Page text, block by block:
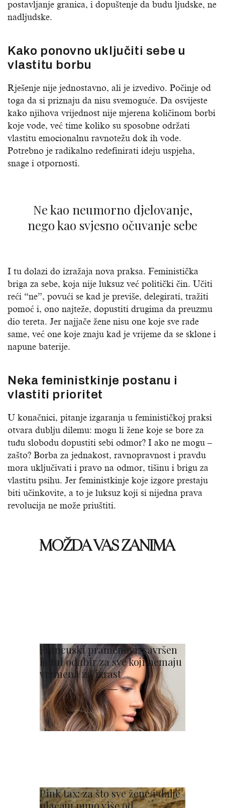
postavljanje granica, i dopuštenje da budu ljudske, ne
nadljudske.
Kako ponovno uključiti sebe u
vlastitu borbu
Rješenje nije jednostavno, ali je izvedivo. Počinje od
toga da si priznaju da nisu svemoguće. Da osvijeste
kako njihova vrijednost nije mjerena količinom borbi
koje vode, već time koliko su sposobne održati
vlastitu emocionalnu ravnotežu dok ih vode.
Potrebno je radikalno redefinirati ideju uspjeha,
snage i otpornosti.
Ne kao neumorno djelovanje,
nego kao svjesno očuvanje sebe
I tu dolazi do izražaja nova praksa. Feministička
briga za sebe, koja nije luksuz već politički čin. Učiti
reći “ne”, povući se kad je previše, delegirati, tražiti
pomoć i, ono najteže, dopustiti drugima da preuzmu
dio tereta. Jer najjače žene nisu one koje sve rade
same, već one koje znaju kad je vrijeme da se sklone i
napune baterije.
Neka feministkinje postanu i
vlastiti prioritet
U konačnici, pitanje izgaranja u feminističkoj praksi
otvara dublju dilemu: mogu li žene koje se bore za
tuđu slobodu dopustiti sebi odmor? I ako ne mogu –
zašto? Borba za jednakost, ravnopravnost i pravdu
mora uključivati i pravo na odmor, tišinu i brigu za
vlastitu psihu. Jer feministkinje koje izgore prestaju
biti učinkovite, a to je luksuz koji si nijedna prava
revolucija ne može priuštiti.
MOŽDA VAS ZANIMA
Francuski pramenovi: savršen
ljetni odabir za sve koji nemaju
vremena za izrast
Pink tax: za što sve žene i dalje
plaćaju puno više od